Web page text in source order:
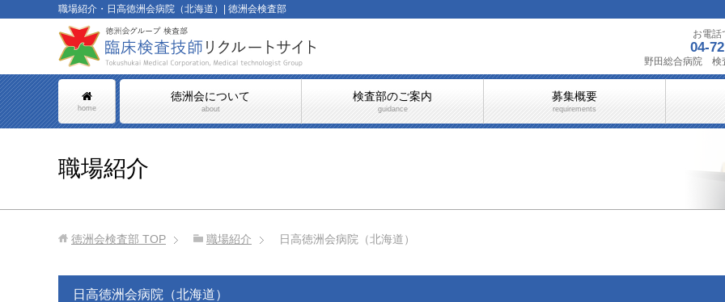
職場紹介・日高徳洲会病院（北海道）| 徳洲会検査部
home
徳洲会について
about
検査部のご案内
guidance
募集概要
requirements
お電話
04-
野田総合病院 検
職場紹介
徳洲会検査部 TOP 職場紹介 日高徳洲会病院（北海道）
日高徳洲会病院（北海道）